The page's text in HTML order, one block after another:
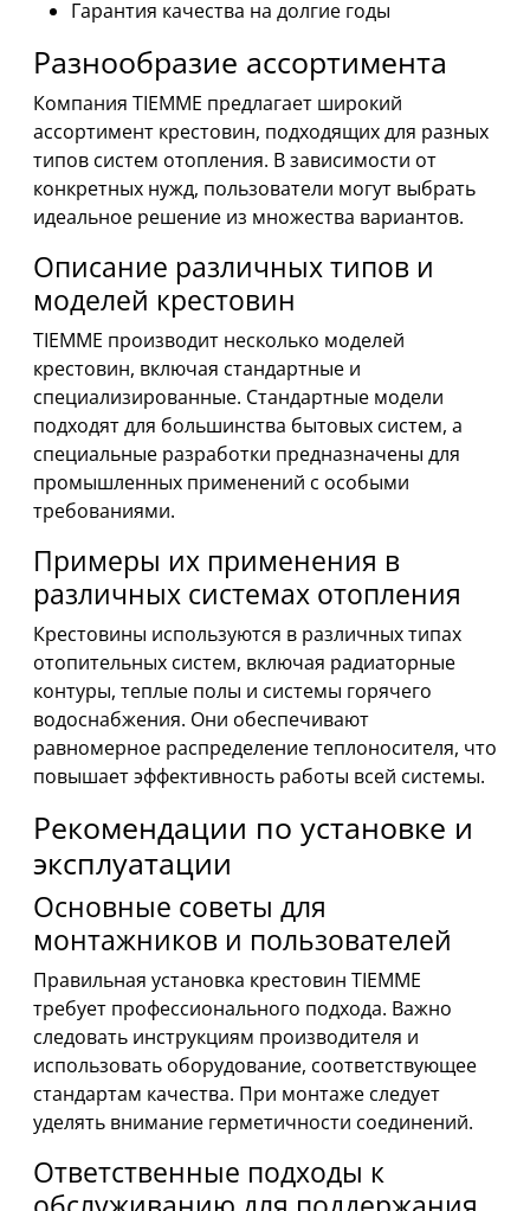
Гарантия качества на долгие годы
Разнообразие ассортимента
Компания TIEMME предлагает широкий
ассортимент крестовин, подходящих для разных
типов систем отопления. В зависимости от
конкретных нужд, пользователи могут выбрать
идеальное решение из множества вариантов.
Описание различных типов и
моделей крестовин
TIEMME производит несколько моделей
крестовин, включая стандартные и
специализированные. Стандартные модели
подходят для большинства бытовых систем, а
специальные разработки предназначены для
промышленных применений с особыми
требованиями.
Примеры их применения в
различных системах отопления
Крестовины используются в различных типах
отопительных систем, включая радиаторные
контуры, теплые полы и системы горячего
водоснабжения. Они обеспечивают
равномерное распределение теплоносителя, что
повышает эффективность работы всей системы.
Рекомендации по установке и
эксплуатации
Основные советы для
монтажников и пользователей
Правильная установка крестовин TIEMME
требует профессионального подхода. Важно
следовать инструкциям производителя и
использовать оборудование, соответствующее
стандартам качества. При монтаже следует
уделять внимание герметичности соединений.
Ответственные подходы к